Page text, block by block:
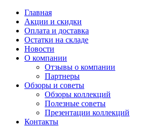
Главная
Акции и скидки
Оплата и доставка
Остатки на складе
Новости
О компании
Отзывы о компании
Партнеры
Обзоры и советы
Обзоры коллекций
Полезные советы
Презентации коллекций
Контакты